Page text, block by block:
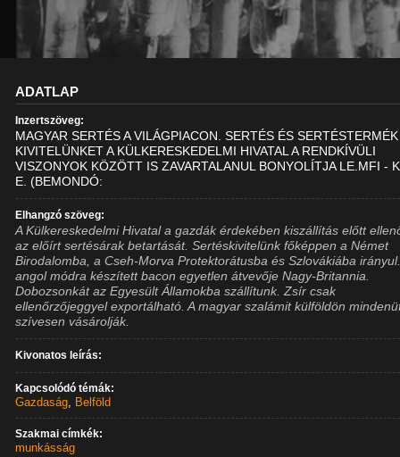
ADATLAP
Inzertszöveg:
MAGYAR SERTÉS A VILÁGPIACON. SERTÉS ÉS SERTÉSTERMÉK
KIVITELÜNKET A KÜLKERESKEDELMI HIVATAL A RENDKÍVÜLI
VISZONYOK KÖZÖTT IS ZAVARTALANUL BONYOLÍTJA LE.MFI -
E. (BEMONDÓ:
Elhangzó szöveg:
A Külkereskedelmi Hivatal a gazdák érdekében kiszállítás előtt
az előírt sertésárak betartását. Sertéskivitelünk főképpen a Német
Birodalomba, a Cseh-Morva Protektorátusba és Szlovákiába
angol módra készített bacon egyetlen átvevője Nagy-Britannia.
Dobozsonkát az Egyesült Államokba szállítunk. Zsír csak
ellenőrzőjeggyel exportálható. A magyar szalámit külföldön
szívesen vásárolják.
Kivonatos leírás:
Kapcsolódó témák:
Gazdaság, Belföld
Szakmai címkék:
munkásság